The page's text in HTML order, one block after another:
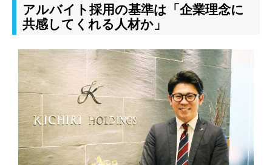
アルバイト採用の基準は「企業理念に
共感してくれる人材か」